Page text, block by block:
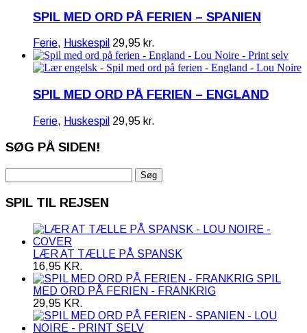
SPIL MED ORD PÅ FERIEN – SPANIEN
Ferie, Huskespil 29,95 kr.
SPIL MED ORD PÅ FERIEN – ENGLAND
Ferie, Huskespil 29,95 kr.
SØG PÅ SIDEN!
efter:
SPIL TIL REJSEN
LÆR AT TÆLLE PÅ SPANSK
16,95 KR.
SPIL
MED ORD PÅ FERIEN - FRANKRIG
29,95 KR.